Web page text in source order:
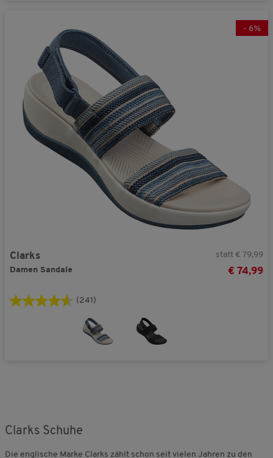
- 6%
Clarks
Damen Sandale
statt € 79,99
€ 74,99
(241)
Clarks Schuhe
Die englische Marke Clarks zählt schon seit vielen Jahren zu den